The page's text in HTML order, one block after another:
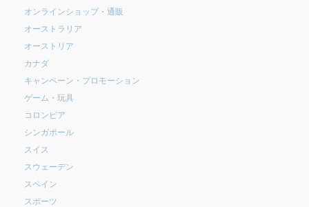
オンラインショップ・通販
オーストラリア
オーストリア
カナダ
キャンペーン・プロモーション
ゲーム・玩具
コロンビア
シンガポール
スイス
スウェーデン
スペイン
スポーツ